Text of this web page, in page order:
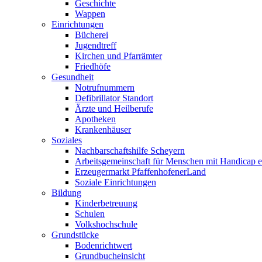
Geschichte
Wappen
Einrichtungen
Bücherei
Jugendtreff
Kirchen und Pfarrämter
Friedhöfe
Gesundheit
Notrufnummern
Defibrillator Standort
Ärzte und Heilberufe
Apotheken
Krankenhäuser
Soziales
Nachbarschaftshilfe Scheyern
Arbeitsgemeinschaft für Menschen mit Handicap
Erzeugermarkt PfaffenhofenerLand
Soziale Einrichtungen
Bildung
Kinderbetreuung
Schulen
Volkshochschule
Grundstücke
Bodenrichtwert
Grundbucheinsicht